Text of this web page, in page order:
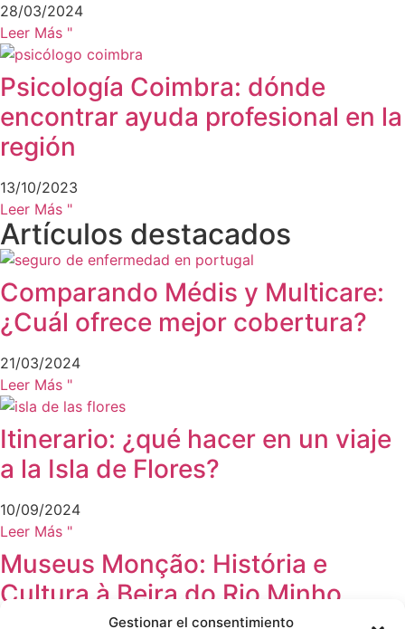
Gestionar el consentimiento
28/03/2024
Leer Más "
Psicología Coimbra: dónde
encontrar ayuda profesional en la
región
13/10/2023
Leer Más "
Artículos destacados
Comparando Médis y Multicare:
¿Cuál ofrece mejor cobertura?
21/03/2024
Leer Más "
Itinerario: ¿qué hacer en un viaje
a la Isla de Flores?
10/09/2024
Leer Más "
Museus Monção: História e
Cultura à Beira do Rio Minho